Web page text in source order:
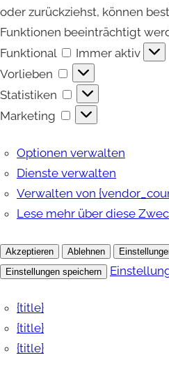
oder zurückziehst, können
Funktionen beeinträchtigt
Funktional
Funktional
Immer aktiv
Vorlieben
Vorlieben
Statistiken
Statistiken
Marketing
Marketing
Optionen verwalten
Dienste verwalten
Verwalten von
Lese mehr über diese
Akzeptieren Ablehnen
Einstellungen speichern
{title}
{title}
{title}